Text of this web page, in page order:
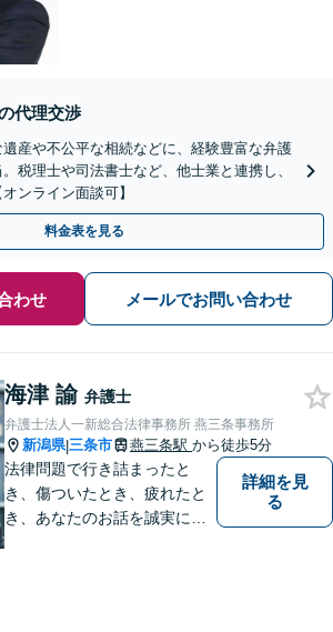
代理交渉
遺産や不公平な相続などに、経験豊富な弁護
税理士や司法書士など、他士業と連携し、
ンライン面談可】
料金表を見る
わせ メールでお問い合わせ
海津 諭 弁護士
弁護士法人一新総合法律事務所 燕三条事務所
新潟県|三条市 燕三条駅 から徒歩5分
法律問題で行き詰まったと
き、傷ついたとき、疲れたと
き、あなたのお話を誠実にお
詳細を見
る